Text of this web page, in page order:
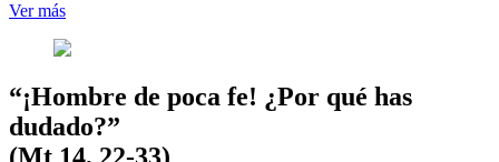
Ver más
“¡Hombre de poca fe! ¿Por qué has
dudado?”